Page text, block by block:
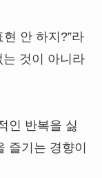
안 하지?”라
것이 아니라
인 반복을 싫
즐기는 경향이